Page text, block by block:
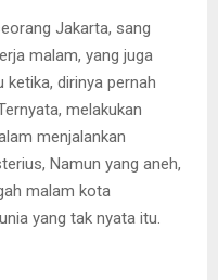
Jakarta, sang
malam, yang juga
ketika, dirinya pernah
melakukan
menjalankan
Namun yang aneh,
malam kota
yang tak nyata itu.